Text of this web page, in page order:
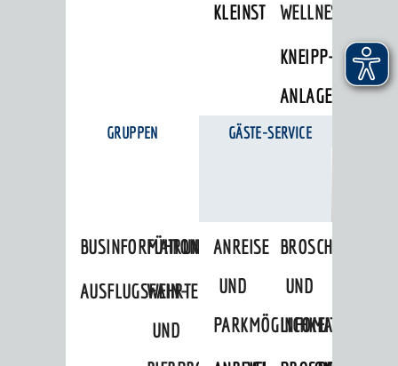
KLEINSTADTPERLEN
WELLNESS
KNEIPP-
ANLAGE
GRUPPEN
BUSINFORMATION
FÜHRUNGEN
AUSFLUGSFAHRTEN
WEIN-
UND
GÄSTE-SERVICE
ANREISE
UND
PARKMÖGLICHKEITEN
BROSCHÜREN
UND
INFOMATERIAL